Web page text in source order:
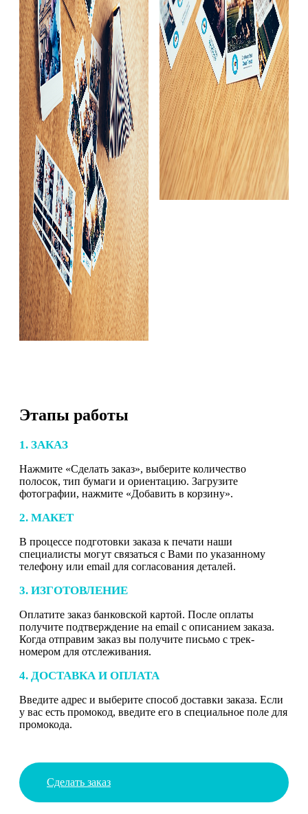
Этапы работы
1. ЗАКАЗ
Нажмите «Сделать заказ», выберите количество
полосок, тип бумаги и ориентацию. Загрузите
фотографии, нажмите «Добавить в корзину».
2. МАКЕТ
В процессе подготовки заказа к печати наши
специалисты могут связаться с Вами по указанному
телефону или email для согласования деталей.
3. ИЗГОТОВЛЕНИЕ
Оплатите заказ банковской картой. После оплаты
получите подтверждение на email с описанием заказа.
Когда отправим заказ вы получите письмо с трек-
номером для отслеживания.
4. ДОСТАВКА И ОПЛАТА
Введите адрес и выберите способ доставки заказа. Если
у вас есть промокод, введите его в специальное поле для
промокода.
Сделать заказ